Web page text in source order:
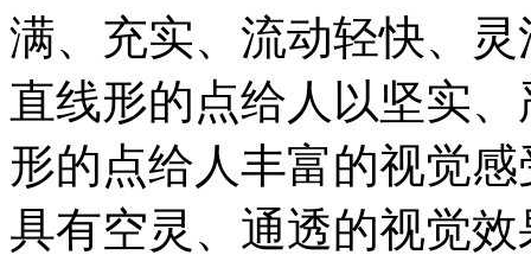
满、充实、流动轻快、
直线形的点给人以坚实
形的点给人丰富的视觉
具有空灵、通透的视觉